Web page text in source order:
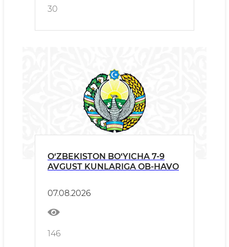
30
O‘ZBEKISTON BO‘YICHA 7-9
AVGUST KUNLARIGA OB-HAVO
07.08.2026
146